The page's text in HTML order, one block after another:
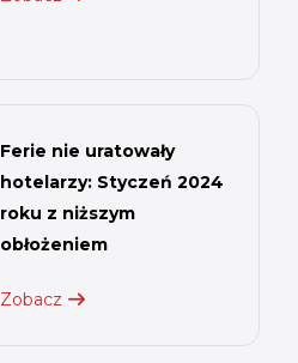
Ferie nie uratowały
hotelarzy: Styczeń 2024
roku z niższym
obłożeniem
Zobacz